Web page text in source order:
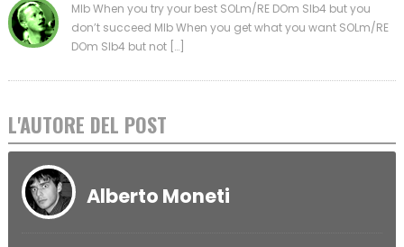
MIb When you try your best SOLm/RE DOm SIb4 but you
don’t succeed MIb When you get what you want SOLm/RE
DOm SIb4 but not […]
L'AUTORE DEL POST
Alberto Moneti